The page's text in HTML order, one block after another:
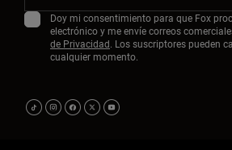
Doy mi consentimiento para que Fox
electrónico y me envíe correos
de Privacidad. Los suscriptores pueden
cualquier momento.